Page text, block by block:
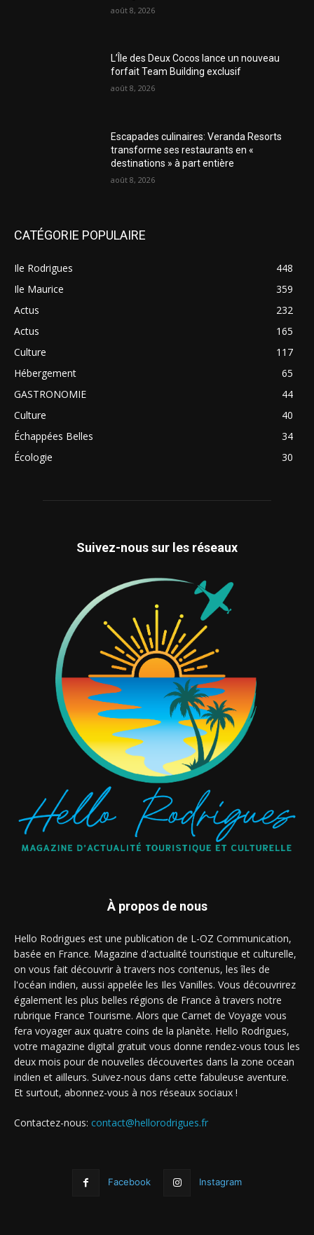
août 8, 2026
L’Île des Deux Cocos lance un nouveau
forfait Team Building exclusif
août 8, 2026
Escapades culinaires: Veranda Resorts
transforme ses restaurants en «
destinations » à part entière
août 8, 2026
CATÉGORIE POPULAIRE
Ile Rodrigues
448
Ile Maurice
359
Actus
232
Actus
165
Culture
117
Hébergement
65
GASTRONOMIE
44
Culture
40
Échappées Belles
34
Écologie
30
Suivez-nous sur les réseaux
À propos de nous
Hello Rodrigues est une publication de L-OZ Communication,
basée en France. Magazine d'actualité touristique et culturelle,
on vous fait découvrir à travers nos contenus, les îles de
l'océan indien, aussi appelée les Iles Vanilles. Vous découvrirez
également les plus belles régions de France à travers notre
rubrique France Tourisme. Alors que Carnet de Voyage vous
fera voyager aux quatre coins de la planète. Hello Rodrigues,
votre magazine digital gratuit vous donne rendez-vous tous les
deux mois pour de nouvelles découvertes dans la zone ocean
indien et ailleurs. Suivez-nous dans cette fabuleuse aventure.
Et surtout, abonnez-vous à nos réseaux sociaux !
Contactez-nous: contact@hellorodrigues.fr
Facebook Instagram